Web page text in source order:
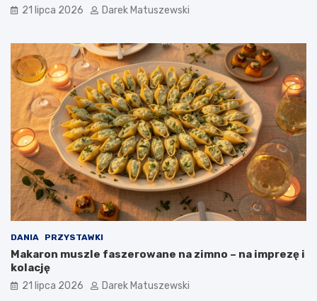
21 lipca 2026 Darek Matuszewski
DANIA PRZYSTAWKI
Makaron muszle faszerowane na zimno – na imprezę i
kolację
21 lipca 2026 Darek Matuszewski